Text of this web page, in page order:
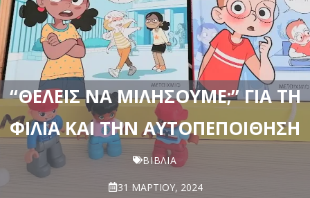
“ΘΈΛΕΙΣ ΝΑ ΜΙΛΉΣΟΥΜΕ;” ΓΙΑ ΤΗ
ΦΙΛΊΑ ΚΑΙ ΤΗΝ ΑΥΤΟΠΕΠΟΊΘΗΣΗ
ΒΙΒΛΊΑ
31 ΜΑΡΤΊΟΥ, 2024